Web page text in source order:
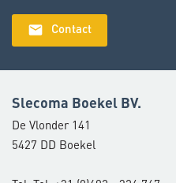
email Contact
Slecoma Boekel BV.
De Vlonder 141
5427 DD Boekel